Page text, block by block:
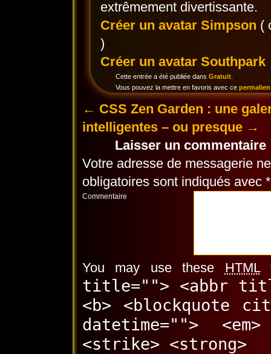
extrêmement divertissante.
Créer un avatar Simpson (
)
Créer un avatar Southpark
Cette entrée a été publiée dans Gratuit.
Vous pouvez la mettre en favoris avec ce permalien
← CSS Zen Garden : une
intelligentes – ou presque →
Laisser un commentaire
Votre adresse de messagerie
obligatoires sont indiqués avec *
Commentaire
You may use these HTML
title=""> <abbr
<b> <blockquote
datetime="">
<strike> <strong>